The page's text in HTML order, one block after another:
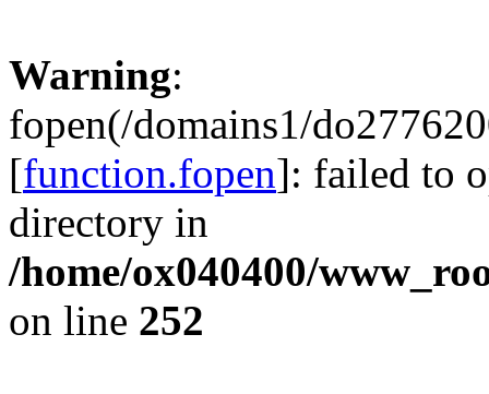
Warning:
fopen(/domains1/
[function.fopen]: failed to
directory in
/home/ox040400/
on line 252